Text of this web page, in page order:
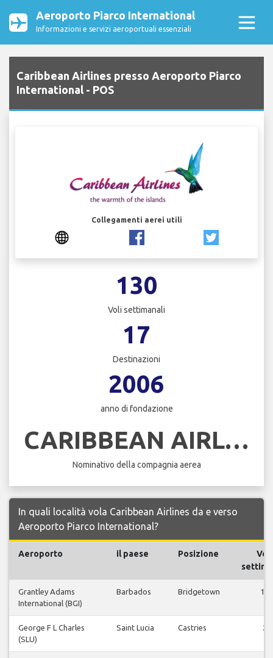
Aeroporto Piarco International
Informazioni e servizi aeroportuali essenziali
Caribbean Airlines presso Aeroporto Piarco
International - POS
Collegamenti aerei utili
130
Voli settimanali
17
Destinazioni
2006
anno di fondazione
CARIBBEAN AIRLINES
Nominativo della compagnia aerea
In quali località vola Caribbean Airlines da e verso
Aeroporto Piarco International?
Aeroporto il paese Posizione
Voli
Grantley Adams
International (BGI)
Barbados Bridgetown 13
George F L Charles
(SLU)
Saint Lucia Castries 2